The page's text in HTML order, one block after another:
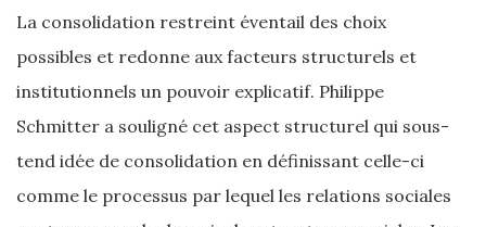
La consolidation restreint éventail des choix
possibles et redonne aux facteurs structurels et
institutionnels un pouvoir explicatif. Philippe
Schmitter a souligné cet aspect structurel qui sous-
tend idée de consolidation en définissant celle-ci
comme le processus par lequel les relations sociales